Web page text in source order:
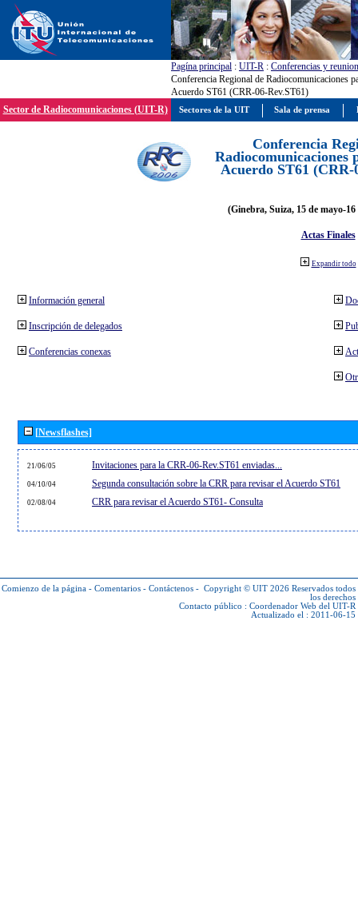
Pagína principal : UIT-R : Conferencias y
Conferencia Regional de Radiocomunicaciones
Acuerdo ST61 (CRR-06-Rev.ST61)
Sector de Radiocomunicaciones (UIT-R)
Conferencia
Radiocomunicaciones
Acuerdo ST61 (CRR-
(Ginebra, Suiza, 15 de mayo-
Actas Finales
Expandir todo
Información general
Inscripción de delegados
Conferencias conexas
[Newsflashes]
21/06/05 Invitaciones para la CRR-06-Rev.ST61 enviadas...
04/10/04 Segunda consultación sobre la CRR para revisar el Acuerdo ST61
02/08/04 CRR para revisar el Acuerdo ST61- Consulta
Comienzo de la página - Comentarios - Contáctenos - Copyright © UIT 2026 Reservados todos
los derechos
Contacto público : Coordenador Web del UIT-R
Actualizado el : 2011-06-15
Sectores de la UIT Sala de prensa